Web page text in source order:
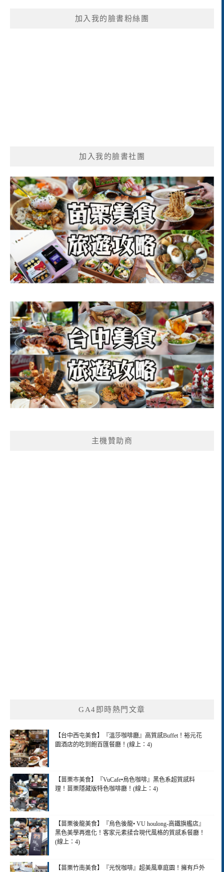
加入我的臉書粉絲團
加入我的臉書社團
主機贊助商
GA4即時熱門文章
【台中西屯美食】『溫莎咖啡廳』高質感Buffet！裕元花
園酒店的吃到飽百匯餐廳！(線上：4)
【苗栗市美食】『VuCafe•烏色咖啡』黑色系超質感料
理！苗栗隱藏版特色咖啡廳！(線上：4)
【苗栗後龍美食】『烏色後龍• VU houlong-高鐵旗艦店』
黑色美學再進化！客家元素揉合現代風格的質感系餐廳！
(線上：4)
【苗栗竹南美食】『光悅咖啡』超美風車庭園！擁有戶外